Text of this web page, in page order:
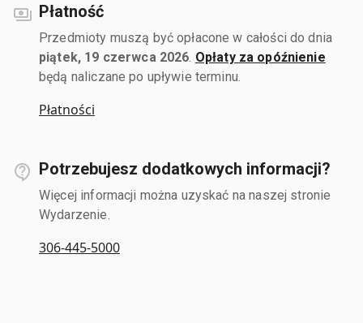
Płatność
Przedmioty muszą być opłacone w całości do dnia
piątek, 19 czerwca 2026 Opłaty za opóźnienie
będą naliczane po upływie terminu.
Płatności
Potrzebujesz dodatkowych informacji?
Więcej informacji można uzyskać na naszej stronie
Wydarzenie.
306-445-5000